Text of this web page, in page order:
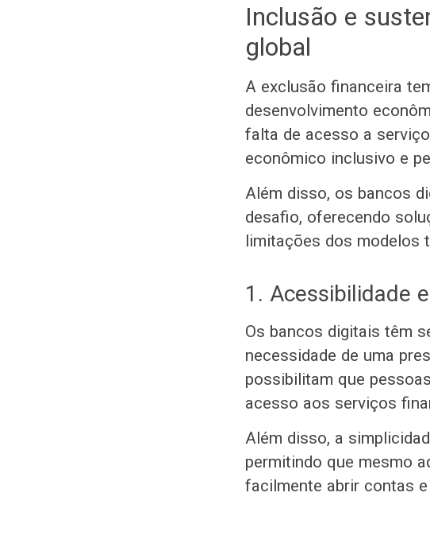
Inclusão e
global
A exclusão financeira
desenvolvimento
falta de acesso a
econômico inclusivo e
Além disso, os bancos
desafio, oferecendo
limitações dos modelos
1. Acessibilidade
Os bancos digitais têm
necessidade de uma
possibilitam que
acesso aos serviços
Além disso, a
permitindo que mesmo
facilmente abrir contas